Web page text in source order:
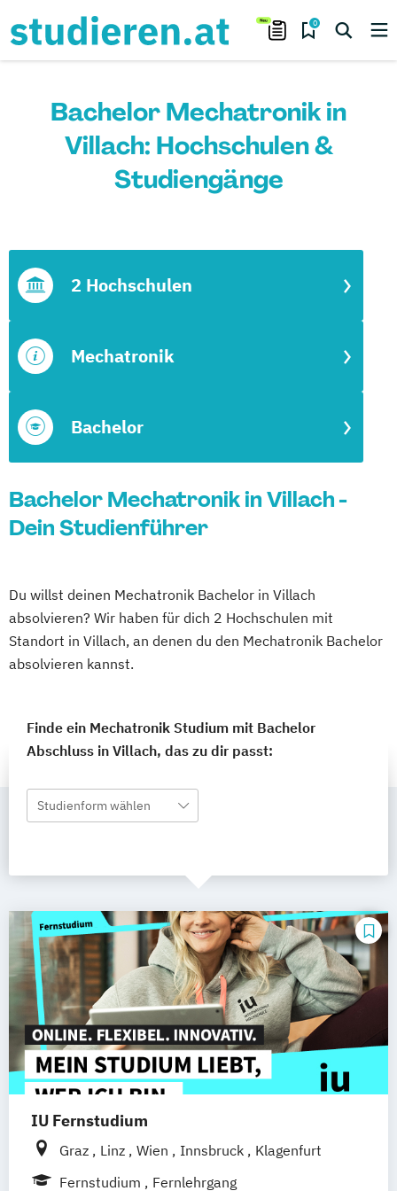
0
Bachelor Mechatronik in
Villach: Hochschulen &
Studiengänge
Bachelor
Mechatronik
2 Hochschulen
Bachelor Mechatronik in Villach -
Dein Studienführer
Du willst deinen Mechatronik Bachelor in Villach
absolvieren? Wir haben für dich 2 Hochschulen mit
Standort in Villach, an denen du den Mechatronik Bachelor
absolvieren kannst.
Finde ein Mechatronik Studium mit Bachelor
Abschluss in Villach, das zu dir passt:
Studienform wählen
IU Fernstudium
Graz Linz Wien Innsbruck
Klagenfurt
Fernstudium
Fernlehrgang